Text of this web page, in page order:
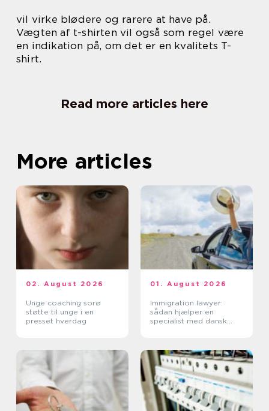
vil virke blødere og rarere at have på.
Vægten af t-shirten vil også som regel være
en indikation på, om det er en kvalitets T-
shirt.
Read more articles here
More articles
02. August 2026
Unge coaching sorø
støtte til unge i en
presset hverdag
01. August 2026
Immigration lawyer:
sådan hjælper en
specialist med dansk